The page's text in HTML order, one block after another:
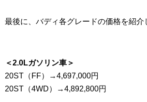
最後に、バディ各グレードの価格を紹介
＜2.0Lガソリン車＞
20ST（FF）→4,697,000円
20ST（4WD）→4,892,800円